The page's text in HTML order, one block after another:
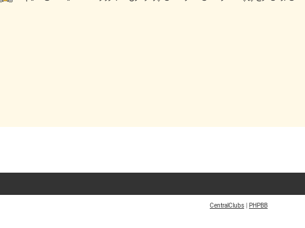
PHPBB
|
CentralClubs